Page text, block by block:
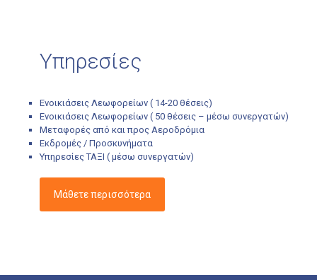
Υπηρεσίες
Ενοικιάσεις Λεωφορείων ( 14-20 θέσεις)
Ενοικιάσεις Λεωφορείων ( 50 θέσεις – μέσω συνεργατών)
Μεταφορές από και προς Αεροδρόμια
Εκδρομές / Προσκυνήματα
Υπηρεσίες ΤΑΞΙ ( μέσω συνεργατών)
Μάθετε περισσότερα